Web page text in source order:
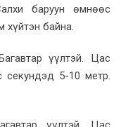
баруун өмнөөс
хүйтэн байна.
үүлтэй. Цас
секундэд 5-10 метр.